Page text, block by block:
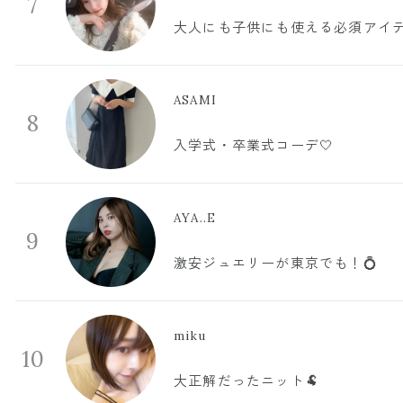
大人にも子供にも使える必須アイ
8
ASAMI
入学式・卒業式コーデ🤍
9
AYA..E
激安ジュエリーが東京でも！💍
10
miku
大正解だったニット🐏